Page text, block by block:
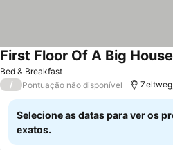
Bed & Breakfast
/ Pontuação não disponível
Selecione as datas para ver os
exatos.